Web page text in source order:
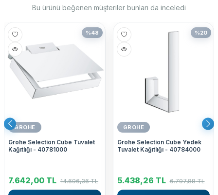
Bu ürünü beğenen müşteriler bunları da inceledi
%48
GROHE
Grohe Selection Cube Tuvalet
Kağıtlığı - 40781000
7.642,00 TL 14.696,36TL
%20
GROHE
Grohe Selection Cube Yedek
Tuvalet Kağıtlığı - 40784000
5.438,26 TL 6.797,88TL